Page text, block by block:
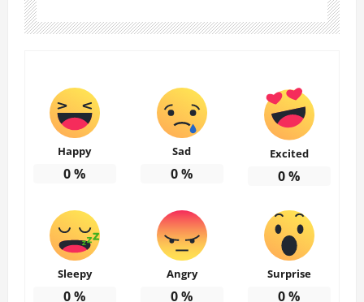
Happy
0%
Sad
0%
Excited
0%
Sleepy
0%
Angry
0%
Surprise
0%